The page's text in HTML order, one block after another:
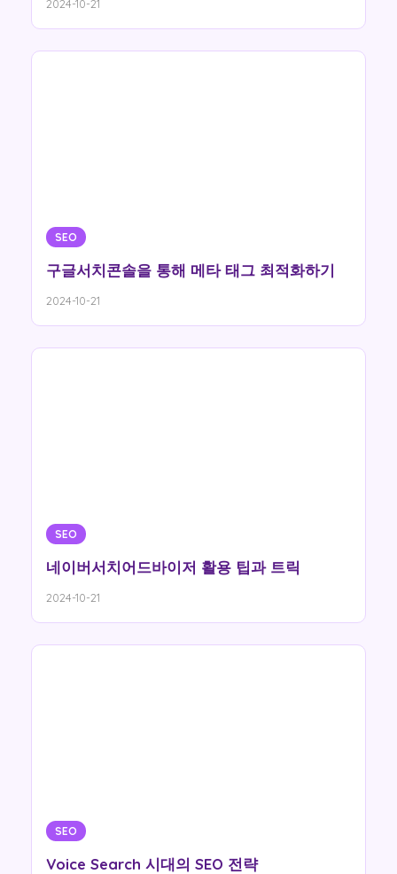
2024-10-21
SEO
구글서치콘솔을 통해 메타 태그 최적화하기
2024-10-21
SEO
네이버서치어드바이저 활용 팁과 트릭
2024-10-21
SEO
Voice Search 시대의 SEO 전략